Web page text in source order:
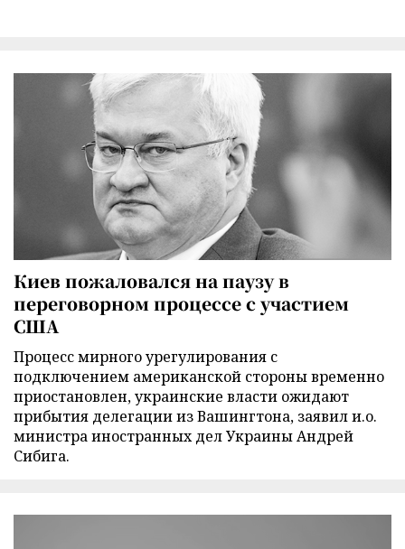
Киев пожаловался на паузу в
переговорном процессе с участием
США
Процесс мирного урегулирования с
подключением американской стороны временно
приостановлен, украинские власти ожидают
прибытия делегации из Вашингтона, заявил и.о.
министра иностранных дел Украины Андрей
Сибига.